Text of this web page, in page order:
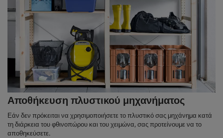
Αποθήκευση πλυστικού μηχανήματος
Εάν δεν πρόκειται να χρησιμοποιήσετε το πλυστικό σας μηχάνημα κατά
τη διάρκεια του φθινοπώρου και του χειμώνα, σας προτείνουμε να το
αποθηκεύσετε.